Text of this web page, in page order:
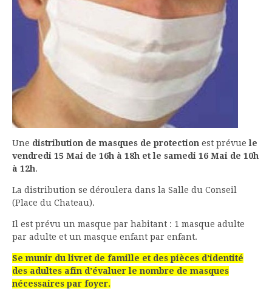
Une distribution de masques de protection est prévuele
vendredi 15 Mai de 16h à 18h et le samedi 16 Mai de 10h
à 12h.
La distribution se déroulera dans la Salle du Conseil
(Place du Chateau).
Il est prévu un masque par habitant : 1 masque adulte
par adulte et un masque enfant par enfant.
Se munir du livret de famille et des pièces d’identité
des adultes afin d’évaluer le nombre de masques
nécessaires par foyer.